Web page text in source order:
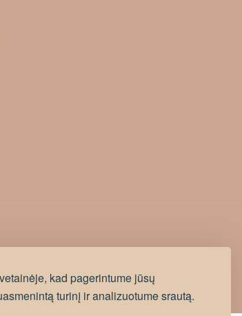
kad pagerintume jūsų
turinį ir analizuotume srautą.